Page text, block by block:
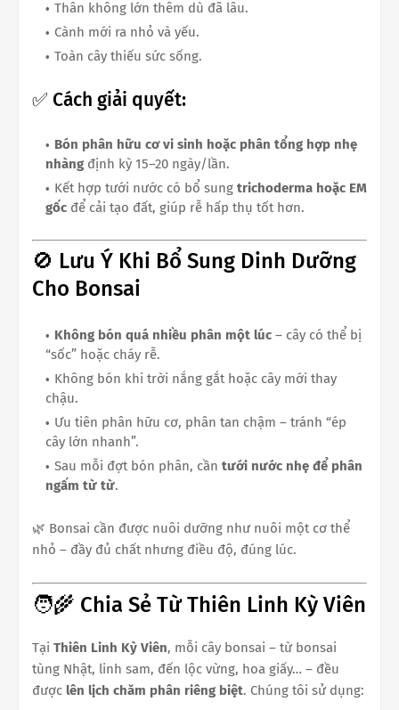
Thân không lớn thêm dù đã lâu.
Cành mới ra nhỏ và yếu.
Toàn cây thiếu sức sống.
✅ Cách giải quyết:
Bón phân hữu cơ vi sinh hoặc phân tổng hợp nhẹ
nhàng định kỳ 15–20 ngày/lần.
Kết hợp tưới nước có bổ sung trichoderma hoặc EM
gốc để cải tạo đất, giúp rễ hấp thụ tốt hơn.
🚫 Lưu Ý Khi Bổ Sung Dinh Dưỡng
Cho Bonsai
Không bón quá nhiều phân một lúc – cây có thể bị
“sốc” hoặc cháy rễ.
Không bón khi trời nắng gắt hoặc cây mới thay
chậu.
Ưu tiên phân hữu cơ, phân tan chậm – tránh “ép
cây lớn nhanh”.
Sau mỗi đợt bón phân, cần tưới nước nhẹ để phân
ngấm từ từ.
🌿 Bonsai cần được nuôi dưỡng như nuôi một cơ thể
nhỏ – đầy đủ chất nhưng điều độ, đúng lúc.
🧑‍🌾 Chia Sẻ Từ Thiên Linh Kỳ Viên
Tại Thiên Linh Kỳ Viên, mỗi cây bonsai – từ bonsai
tùng Nhật, linh sam, đến lộc vừng, hoa giấy… – đều
được lên lịch chăm phân riêng biệt. Chúng tôi sử dụng: